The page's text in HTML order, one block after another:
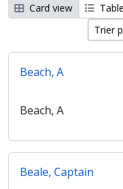
Card view
Trier
Beach, A
Beach, A
Beale, Captain